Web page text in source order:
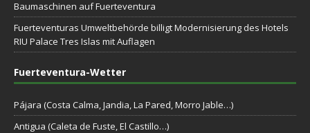
Baumaschinen auf Fuerteventura
Fuerteventuras Umweltbehörde billigt Modernisierung des Hotels
RIU Palace Tres Islas mit Auflagen
Fuerteventura-Wetter
Pájara (Costa Calma, Jandia, La Pared, Morro Jable…)
Antigua (Caleta de Fuste, El Castillo…)